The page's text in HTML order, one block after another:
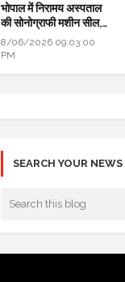
भोपाल में निरामय अस्पताल
की सोनोग्राफी मशीन सील,
सीएमएचओ ने की कार्यवाही
8/06/2026 09:03:00
PM
SEARCH YOUR NEWS